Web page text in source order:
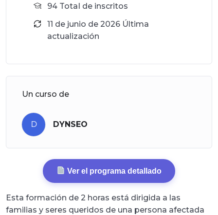
94 TotaI de inscritos
11 de junio de 2026 Última
actualización
Un curso de
D DYNSEO
Ver el programa detallado
Esta formación de 2 horas está dirigida a las
familias y seres queridos de una persona afectada